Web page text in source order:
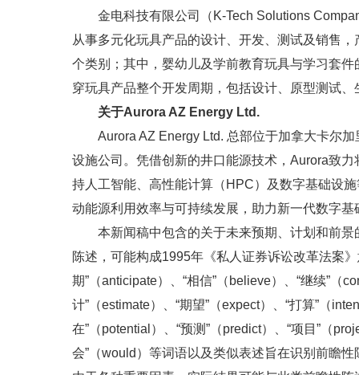
金电科技有限公司（K-Tech Solutions
从事多元化玩具产品的设计、开发、测试及销售
个类别；其中，婴幼儿及学前教育玩具与学习套
穿玩具产品整个开发周期，包括设计、原型测试
关于Aurora AZ Energy Ltd.
Aurora AZ Energy Ltd. 总部位于加拿大卡尔
设施公司。凭借创新的井口能源技术，Aurora致
持人工智能、高性能计算（HPC）及数字基础设
动能源利用效率与可持续发展，助力新一代数字
本新闻稿中包含的关于未来预期、计划和前
陈述，可能构成1995年《私人证券诉讼改革法案》
期”（anticipate）、“相信”（believe）、“继续”（
计”（estimate）、“期望”（expect）、“打算”（
在”（potential）、“预测”（predict）、“项目”（
会”（would）等词语以及类似表述旨在识别前瞻